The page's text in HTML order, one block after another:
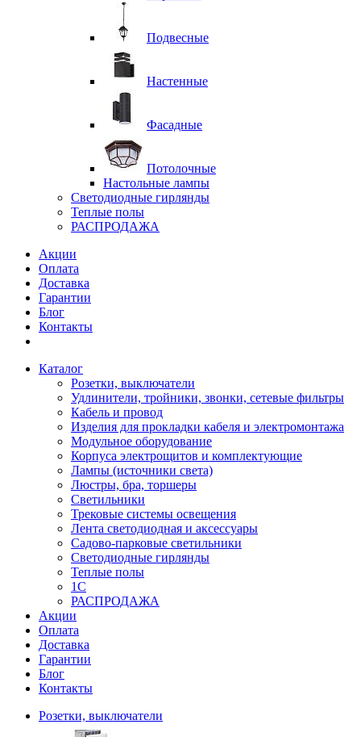
Подвесные
Настенные
Фасадные
Потолочные
Настольные лампы
Светодиодные гирлянды
Теплые полы
РАСПРОДАЖА
Акции
Оплата
Доставка
Гарантии
Блог
Контакты
Каталог
Розетки, выключатели
Удлинители, тройники, звонки, сетевые фильтры
Кабель и провод
Изделия для прокладки кабеля и электромонтажа
Модульное оборудование
Корпуса электрощитов и комплектующие
Лампы (источники света)
Люстры, бра, торшеры
Светильники
Трековые системы освещения
Лента светодиодная и аксессуары
Садово-парковые светильники
Светодиодные гирлянды
Теплые полы
1С
РАСПРОДАЖА
Акции
Оплата
Доставка
Гарантии
Блог
Контакты
Розетки, выключатели